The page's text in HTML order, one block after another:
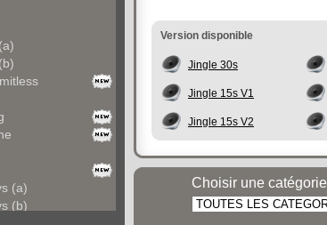
(a)
(b)
Version disponible
Jingle 30s
Jingle 15s V1
Jingle 15s V2
Choisir une catégorie